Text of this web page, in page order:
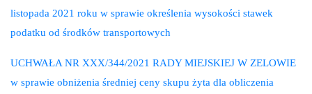
listopada 2021 roku w sprawie określenia wysokości stawek
podatku od środków transportowych
UCHWAŁA NR XXX/344/2021 RADY MIEJSKIEJ W ZELOWIE
w sprawie obniżenia średniej ceny skupu żyta dla obliczenia